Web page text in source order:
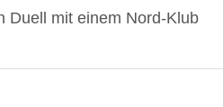
Duell mit einem Nord-Klub